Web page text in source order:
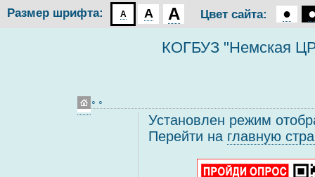
Размер шрифта: A A A Цвет сайта: ●
◦ ◦
КОГБУЗ "Немская
Установлен режим
Перейти на главную